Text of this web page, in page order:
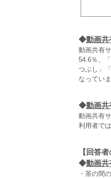
◆動画共
動画共有
54.6％、
つぶし」
なっていま
◆動画共
動画共有
利用者で
【回答
◆動画共
・茶の間